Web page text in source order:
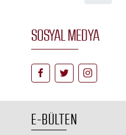
SOSYAL MEDYA
E-BÜLTEN